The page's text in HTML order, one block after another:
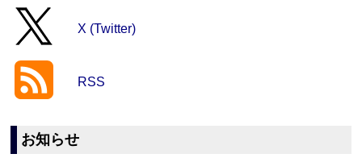
X (Twitter)
RSS
お知らせ